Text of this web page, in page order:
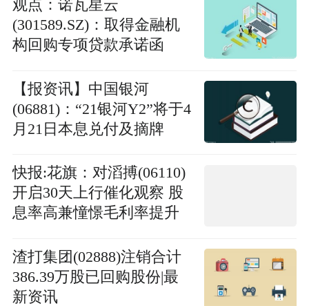
观点：诺瓦星云
(301589.SZ)：取得金融机
构回购专项贷款承诺函
【报资讯】中国银河
(06881)：“21银河Y2”将于4
月21日本息兑付及摘牌
快报:花旗：对滔搏(06110)
开启30天上行催化观察 股
息率高兼憧憬毛利率提升
渣打集团(02888)注销合计
386.39万股已回购股份|最
新资讯